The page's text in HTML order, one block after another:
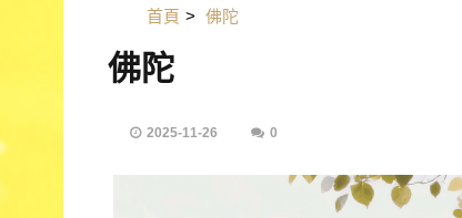
首頁 > 佛陀
佛陀
2025-11-26 0